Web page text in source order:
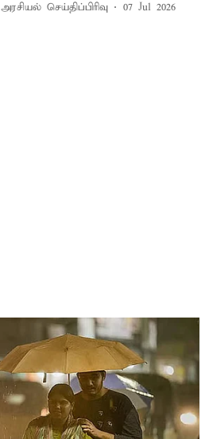
அரசியல் செய்திப்பிரிவு 07 Jul 2026